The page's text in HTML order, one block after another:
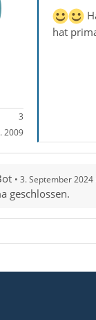
3
2009
hat
3. September 2024
geschlossen.